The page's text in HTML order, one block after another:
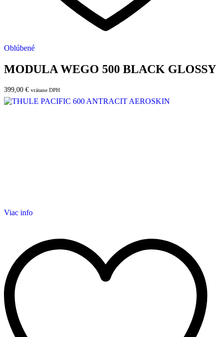
Oblúbené
MODULA WEGO 500 BLACK GLOSSY
399,00 € vrátane DPH
Viac info